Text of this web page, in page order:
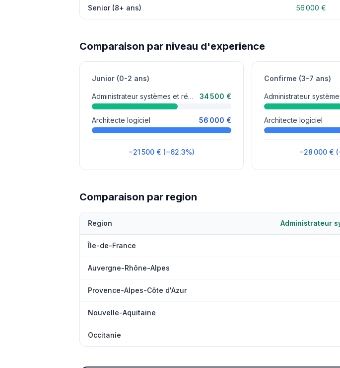
Senior (8+ ans) 56 000 €
Comparaison par niveau d'experience
Junior (0-2 ans)
Administrateur systèmes et réseaux 34 500 €
Architecte logiciel 56 000 €
−21 500 € (−62.3%)
Confirme (3-7 ans)
Architecte logiciel
−28 000 €
Comparaison par region
Region Administrateur
Île-de-France
Auvergne-Rhône-Alpes
Provence-Alpes-Côte d'Azur
Nouvelle-Aquitaine
Occitanie